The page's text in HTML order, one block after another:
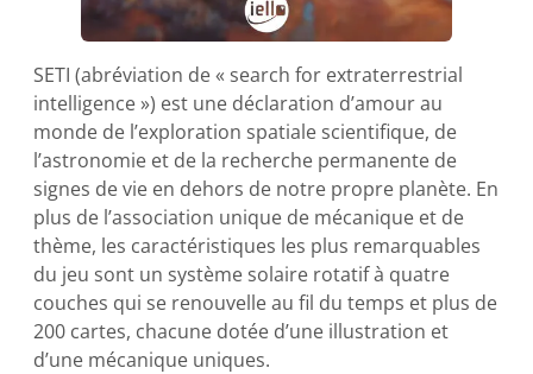
SETI (abréviation de « search for extraterrestrial
intelligence ») est une déclaration d’amour au
monde de l’exploration spatiale scientifique, de
l’astronomie et de la recherche permanente de
signes de vie en dehors de notre propre planète. En
plus de l’association unique de mécanique et de
thème, les caractéristiques les plus remarquables
du jeu sont un système solaire rotatif à quatre
couches qui se renouvelle au fil du temps et plus de
200 cartes, chacune dotée d’une illustration et
d’une mécanique uniques.